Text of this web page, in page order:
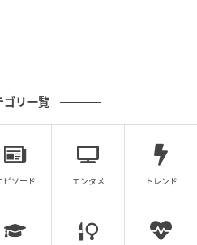
品が多く、戦時下の空気に
示すことが定番となってい
して朝ドラヒロインは描か
、消極的に報道に関わり、
た加害者として描いたこと
ゴリ一覧
ピソード エンタメ トレンド